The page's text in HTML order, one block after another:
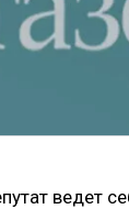
ведет